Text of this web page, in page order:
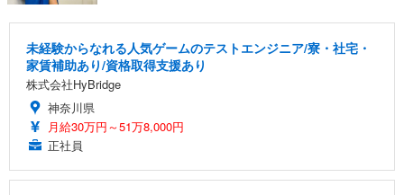
未経験からなれる人気ゲームのテストエンジニア/寮・社宅・
家賃補助あり/資格取得支援あり
株式会社HyBridge
神奈川県
月給30万円～51万8,000円
正社員